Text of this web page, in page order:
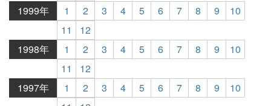
1999年
1 2 3 4 5 6 7 8 9
10
11
12
1998年
1 2 3 4 5 6 7 8 9
10
11
12
1997年
1 2 3 4 5 6 7 8 9
10